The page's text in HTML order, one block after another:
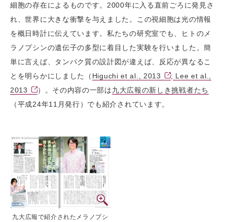
細胞の存在によるものです。2000年に入る直前ごろに発見さ
れ、世界に大きな衝撃を与えました。この視細胞は光の情報
を概日時計に伝えています。私たちの研究室でも、ヒトのメ
ラノプシンの遺伝子の多型に着目した実験を行いました。簡
単に言えば、タンパク質の設計図が違えば、反応が異なるこ
とを明らかにしました（ Higuchi et al., 2013 ; Lee et al.,
2013
）。その内容の一部は九大広報の新しき挑戦者たち
（平成24年11月発行）でも紹介されています。
九大広報で紹介されたメラノプシ